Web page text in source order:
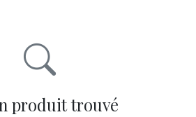
produit trouvé